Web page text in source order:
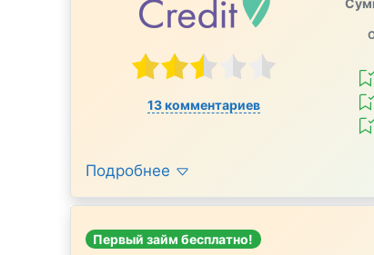
13 комментариев
Подробнее
Первый займ бесплатно!